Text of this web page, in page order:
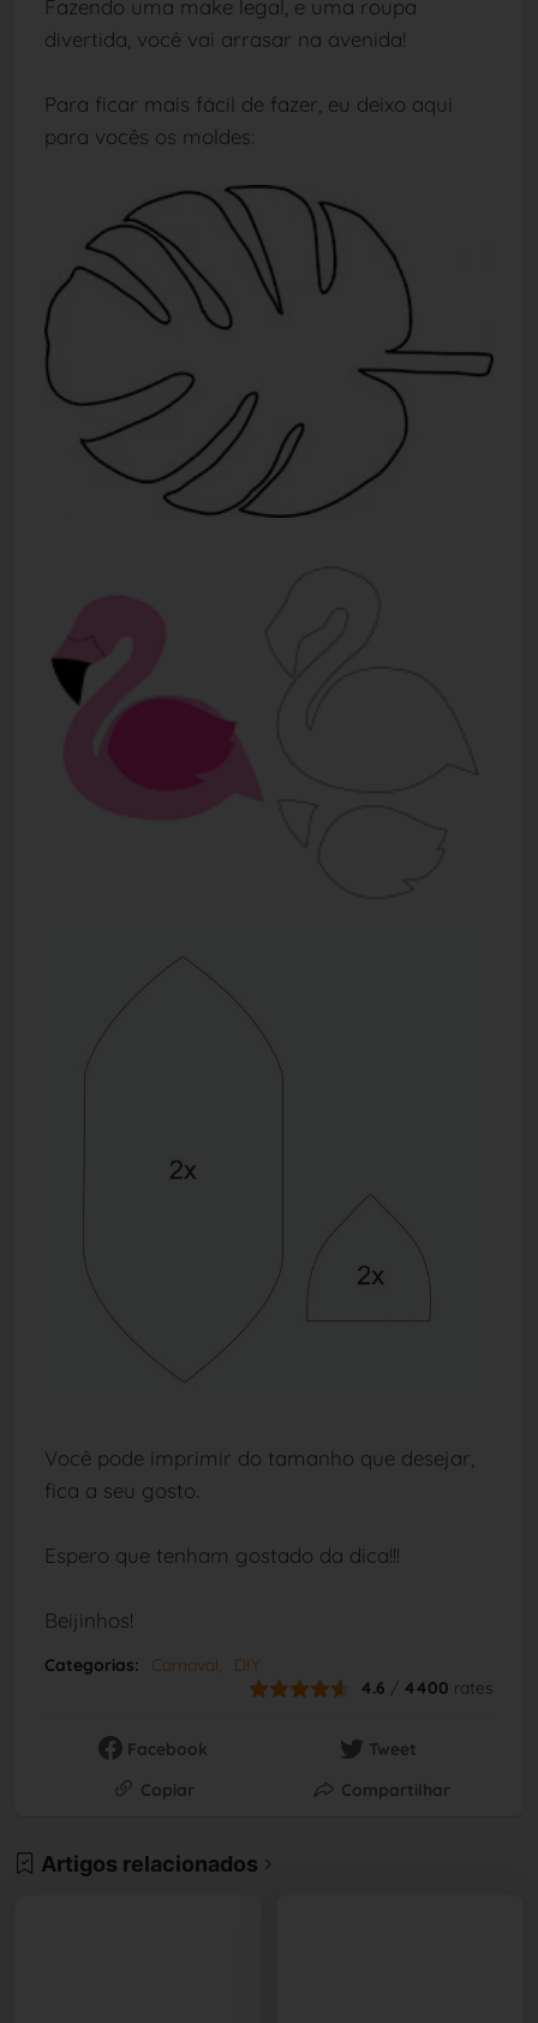
Fazendo uma make legal, e uma roupa
divertida, você vai arrasar na avenida!
Para ficar mais fácil de fazer, eu deixo aqui
para vocês os moldes:
Você pode imprimir do tamanho que desejar,
fica a seu gosto.
Espero que tenham gostado da dica!!!
Beijinhos!
Categorias: Carnaval
DIY
4.6 / 4400 rates
Facebook
Tweet
Copiar
Compartilhar
Artigos relacionados